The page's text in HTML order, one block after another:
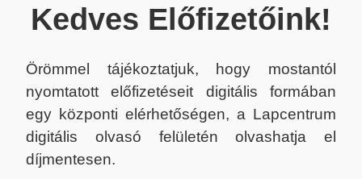
Kedves Előfizetőink!
Örömmel tájékoztatjuk, hogy mostantól
nyomtatott előfizetéseit digitális formában
egy központi elérhetőségen, a Lapcentrum
digitális olvasó felületén olvashatja el
díjmentesen.